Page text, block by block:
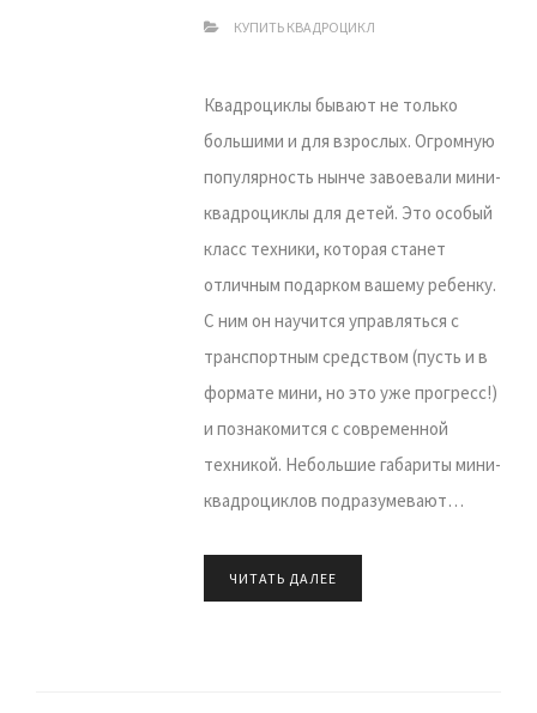
КУПИТЬ КВАДРОЦИКЛ
Квадроциклы бывают не только
большими и для взрослых. Огромную
популярность нынче завоевали мини-
квадроциклы для детей. Это особый
класс техники, которая станет
отличным подарком вашему ребенку.
С ним он научится управляться с
транспортным средством (пусть и в
формате мини, но это уже прогресс!)
и познакомится с современной
техникой. Небольшие габариты мини-
квадроциклов подразумевают…
ЧИТАТЬ ДАЛЕЕ